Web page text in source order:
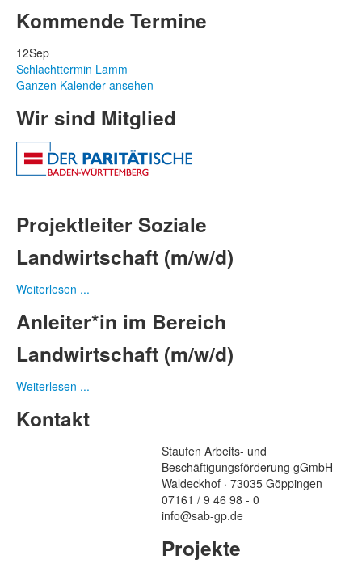
Kommende Termine
12Sep
Schlachttermin Lamm
Ganzen Kalender ansehen
Wir sind Mitglied
Projektleiter Soziale
Landwirtschaft (m/w/d)
Weiterlesen ...
Anleiter*in im Bereich
Landwirtschaft (m/w/d)
Weiterlesen ...
Kontakt
Staufen Arbeits- und
Beschäftigungsförderung gGmbH
Waldeckhof · 73035 Göppingen
07161 / 9 46 98 - 0
info@sab-gp.de
Projekte